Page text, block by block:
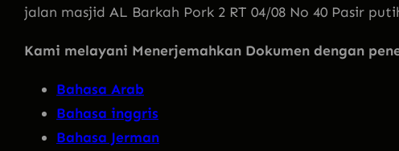
jalan masjid AL Barkah Pork 2 RT 04/08 No 40 Pasir
Kami melayani Menerjemahkan Dokumen dengan
Bahasa Arab
Bahasa inggris
Bahasa Jerman